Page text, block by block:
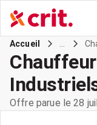
Accueil
Offre parue le 28